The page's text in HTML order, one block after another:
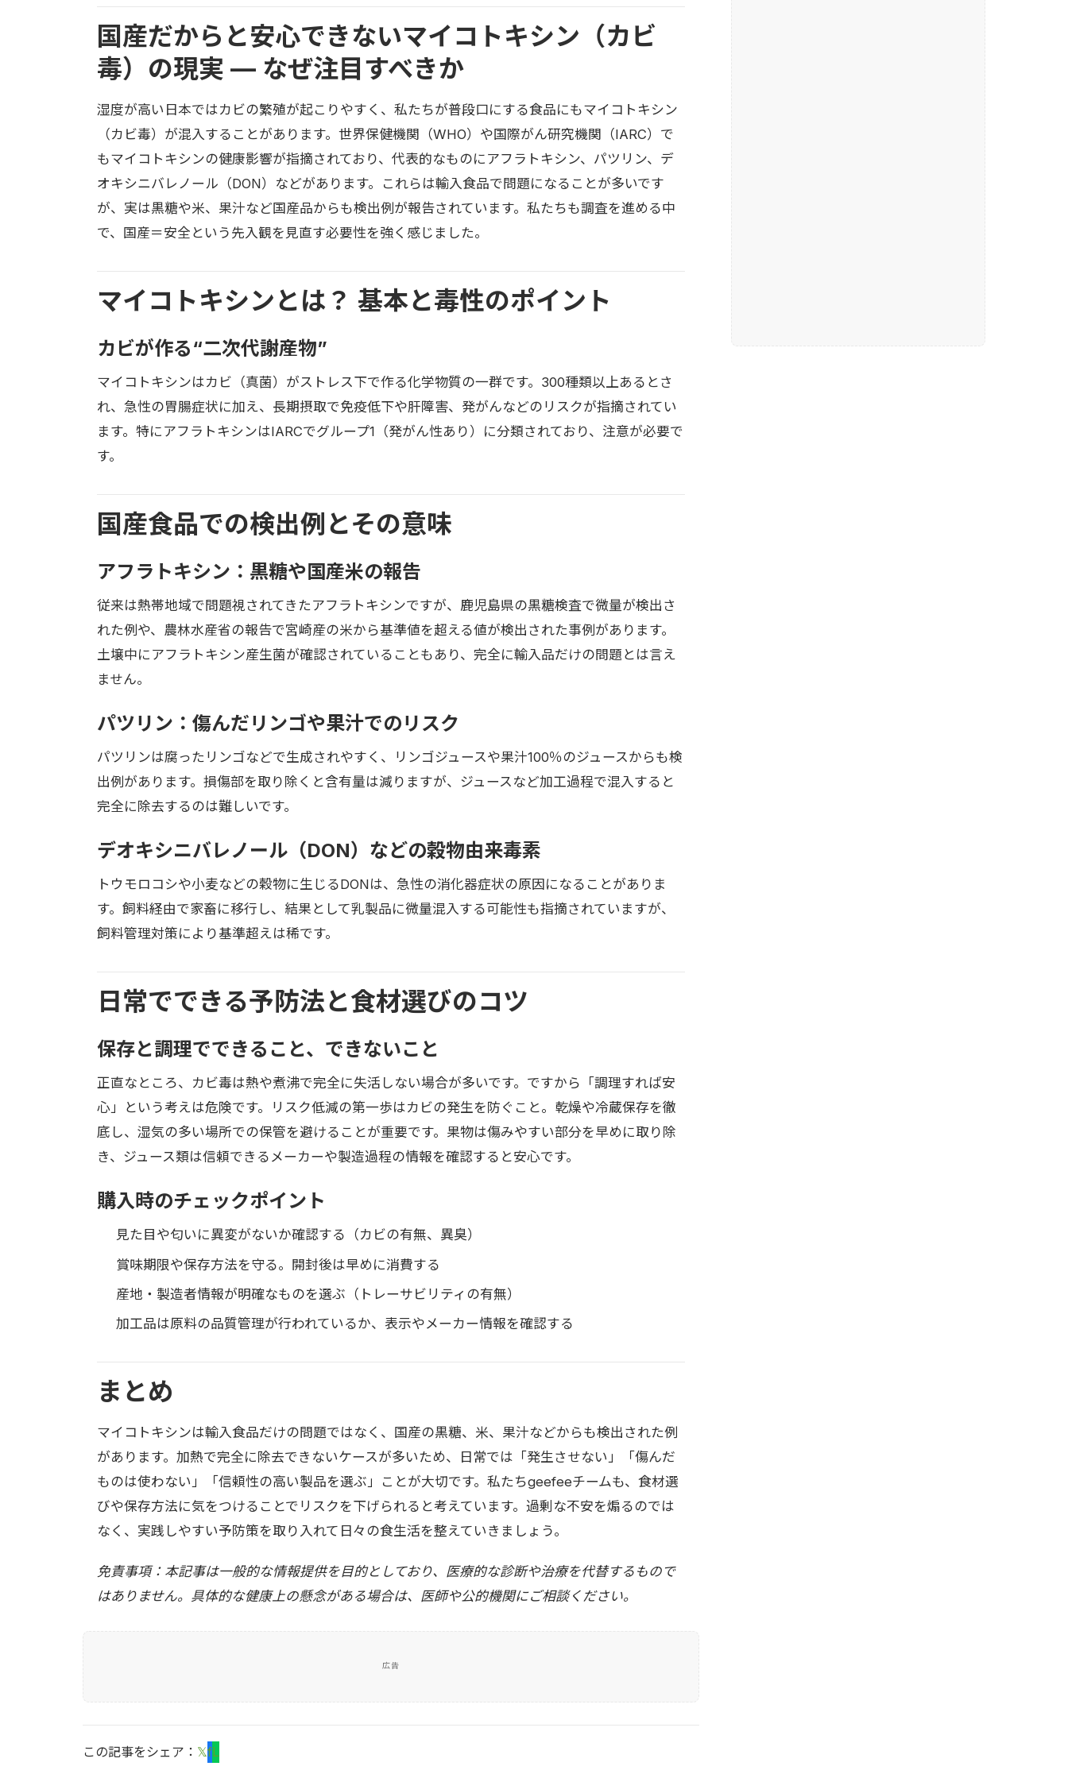
国産だからと安心できないマイコトキシン（カビ
毒）の現実 — なぜ注目すべきか
湿度が高い日本ではカビの繁殖が起こりやすく、私たちが普段口にする食品にもマイコトキシン
（カビ毒）が混入することがあります。世界保健機関（WHO）や国際がん研究機関（IARC）で
もマイコトキシンの健康影響が指摘されており、代表的なものにアフラトキシン、パツリン、デ
オキシニバレノール（DON）などがあります。これらは輸入食品で問題になることが多いです
が、実は黒糖や米、果汁など国産品からも検出例が報告されています。私たちも調査を進める中
で、国産＝安全という先入観を見直す必要性を強く感じました。
マイコトキシンとは？ 基本と毒性のポイント
カビが作る“二次代謝産物”
マイコトキシンはカビ（真菌）がストレス下で作る化学物質の一群です。300種類以上あるとさ
れ、急性の胃腸症状に加え、長期摂取で免疫低下や肝障害、発がんなどのリスクが指摘されてい
ます。特にアフラトキシンはIARCでグループ1（発がん性あり）に分類されており、注意が必要で
す。
国産食品での検出例とその意味
アフラトキシン：黒糖や国産米の報告
従来は熱帯地域で問題視されてきたアフラトキシンですが、鹿児島県の黒糖検査で微量が検出さ
れた例や、農林水産省の報告で宮崎産の米から基準値を超える値が検出された事例があります。
土壌中にアフラトキシン産生菌が確認されていることもあり、完全に輸入品だけの問題とは言え
ません。
パツリン：傷んだリンゴや果汁でのリスク
パツリンは腐ったリンゴなどで生成されやすく、リンゴジュースや果汁100％のジュースからも検
出例があります。損傷部を取り除くと含有量は減りますが、ジュースなど加工過程で混入すると
完全に除去するのは難しいです。
デオキシニバレノール（DON）などの穀物由来毒素
トウモロコシや小麦などの穀物に生じるDONは、急性の消化器症状の原因になることがありま
す。飼料経由で家畜に移行し、結果として乳製品に微量混入する可能性も指摘されていますが、
飼料管理対策により基準超えは稀です。
日常でできる予防法と食材選びのコツ
保存と調理でできること、できないこと
正直なところ、カビ毒は熱や煮沸で完全に失活しない場合が多いです。ですから「調理すれば安
心」という考えは危険です。リスク低減の第一歩はカビの発生を防ぐこと。乾燥や冷蔵保存を徹
底し、湿気の多い場所での保管を避けることが重要です。果物は傷みやすい部分を早めに取り除
き、ジュース類は信頼できるメーカーや製造過程の情報を確認すると安心です。
購入時のチェックポイント
見た目や匂いに異変がないか確認する（カビの有無、異臭）
賞味期限や保存方法を守る。開封後は早めに消費する
産地・製造者情報が明確なものを選ぶ（トレーサビリティの有無）
加工品は原料の品質管理が行われているか、表示やメーカー情報を確認する
まとめ
マイコトキシンは輸入食品だけの問題ではなく、国産の黒糖、米、果汁などからも検出された例
があります。加熱で完全に除去できないケースが多いため、日常では「発生させない」「傷んだ
ものは使わない」「信頼性の高い製品を選ぶ」ことが大切です。私たちgeefeeチームも、食材選
びや保存方法に気をつけることでリスクを下げられると考えています。過剰な不安を煽るのでは
なく、実践しやすい予防策を取り入れて日々の食生活を整えていきましょう。
免責事項：本記事は一般的な情報提供を目的としており、医療的な診断や治療を代替するもので
はありません。具体的な健康上の懸念がある場合は、医師や公的機関にご相談ください。
広告
この記事をシェア： 𝕏fL